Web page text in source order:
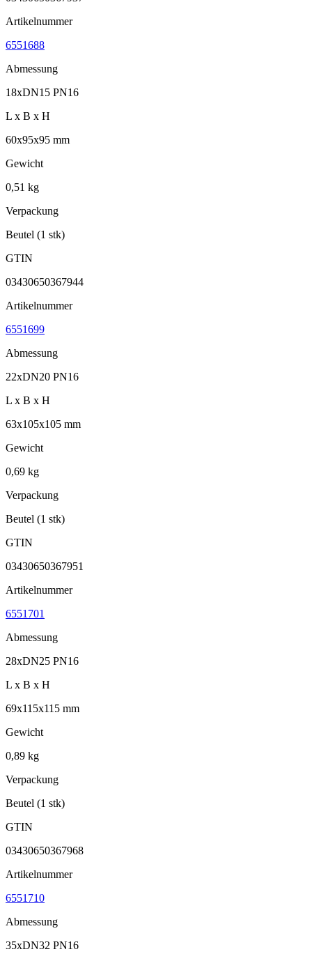
Artikelnummer
6551688
Abmessung
18xDN15 PN16
L x B x H
60x95x95 mm
Gewicht
0,51 kg
Verpackung
Beutel (1 stk)
GTIN
03430650367944
Artikelnummer
6551699
Abmessung
22xDN20 PN16
L x B x H
63x105x105 mm
Gewicht
0,69 kg
Verpackung
Beutel (1 stk)
GTIN
03430650367951
Artikelnummer
6551701
Abmessung
28xDN25 PN16
L x B x H
69x115x115 mm
Gewicht
0,89 kg
Verpackung
Beutel (1 stk)
GTIN
03430650367968
Artikelnummer
6551710
Abmessung
35xDN32 PN16